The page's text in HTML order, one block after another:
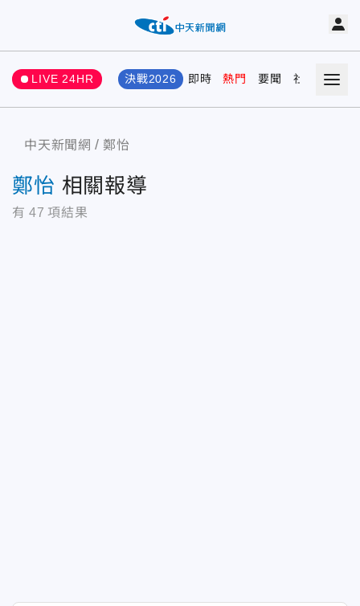
LIVE 24HR 決戰2026 即時 熱門 要聞 社會 娛樂
中天新聞網 鄭怡
鄭怡 相關報導
有 47 項結果